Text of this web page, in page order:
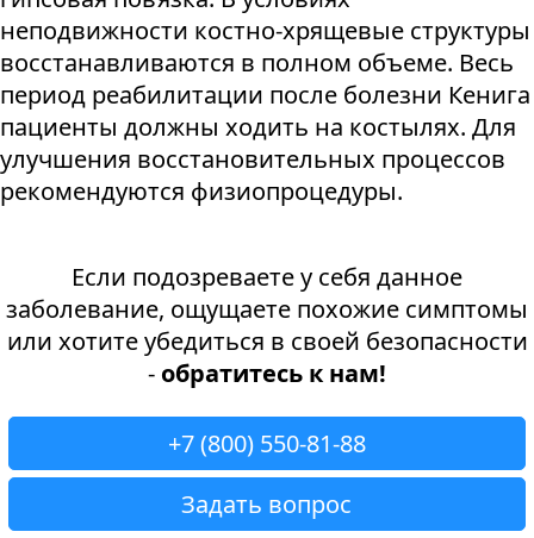
неподвижности костно-хрящевые структуры
восстанавливаются в полном объеме. Весь
период реабилитации после болезни Кенига
пациенты должны ходить на костылях. Для
улучшения восстановительных процессов
рекомендуются физиопроцедуры.
Если подозреваете у себя данное
заболевание, ощущаете похожие симптомы
или хотите убедиться в своей безопасности
- обратитесь к нам!
+7 (800) 550-81-88
Задать вопрос